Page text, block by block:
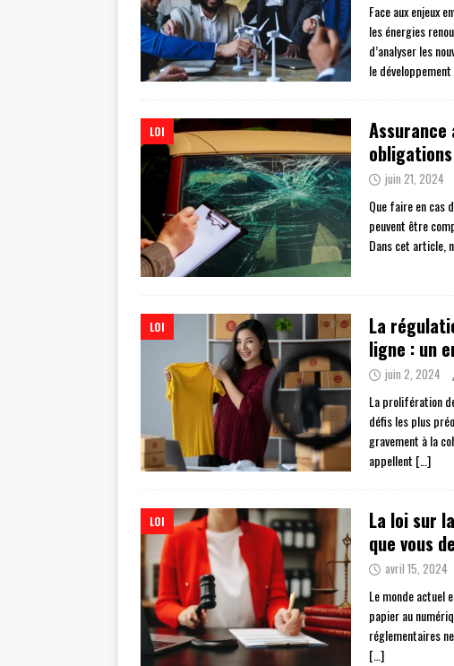
Face aux enjeux
les énergies
d’analyser les
le
LOI
juin 21, 2024
Que faire en cas
peuvent être
Dans cet article,
LOI
La
ligne : un
juin 2, 2024
La prolifération
défis les plus
gravement à la
appellent […]
LOI
La loi sur
que vous
avril 15, 2024
Le monde actuel
papier au
réglementaires
[…]